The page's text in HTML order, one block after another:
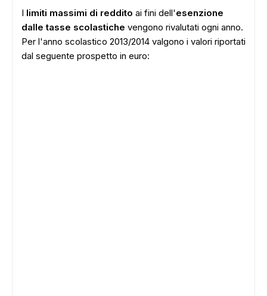
I limiti massimi di reddito ai fini dell'esenzione
dalle tasse scolastiche vengono rivalutati ogni anno.
Per l'anno scolastico 2013/2014 valgono i valori riportati
dal seguente prospetto in euro: